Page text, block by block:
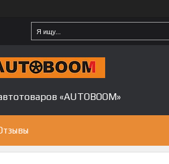
«AUTOBOOM»